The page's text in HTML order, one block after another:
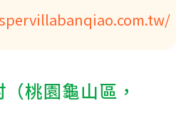
桃園龜山區，